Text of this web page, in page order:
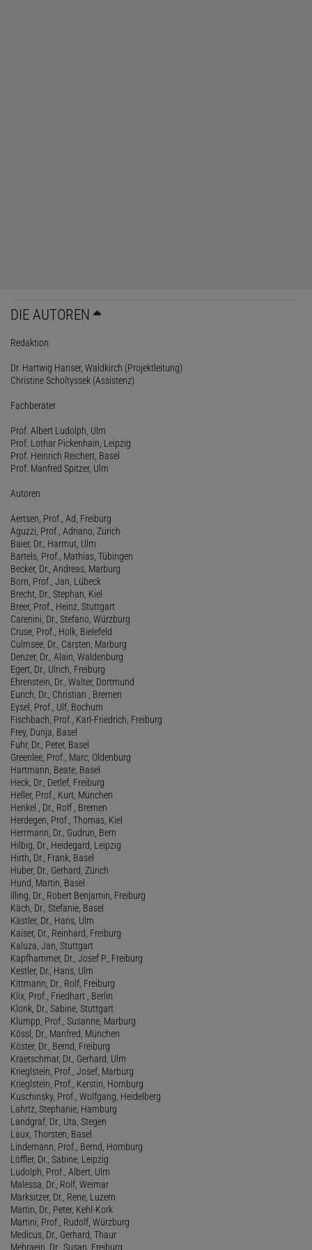
DIE AUTOREN
Redaktion
Dr. Hartwig Hanser, Waldkirch (Projektleitung)
Christine Scholtyssek (Assistenz)
Fachberater
Prof. Albert Ludolph, Ulm
Prof. Lothar Pickenhain, Leipzig
Prof. Heinrich Reichert, Basel
Prof. Manfred Spitzer, Ulm
Autoren
Aertsen, Prof., Ad, Freiburg
Aguzzi, Prof., Adriano, Zürich
Baier, Dr., Harmut, Ulm
Bartels, Prof., Mathias, Tübingen
Becker, Dr., Andreas, Marburg
Born, Prof., Jan, Lübeck
Brecht, Dr., Stephan, Kiel
Breer, Prof., Heinz, Stuttgart
Carenini, Dr., Stefano, Würzburg
Cruse, Prof., Holk, Bielefeld
Culmsee, Dr., Carsten, Marburg
Denzer, Dr., Alain, Waldenburg
Egert, Dr., Ulrich, Freiburg
Ehrenstein, Dr., Walter, Dortmund
Eurich, Dr., Christian , Bremen
Eysel, Prof., Ulf, Bochum
Fischbach, Prof., Karl-Friedrich, Freiburg
Frey, Dunja, Basel
Fuhr, Dr., Peter, Basel
Greenlee, Prof., Marc, Oldenburg
Hartmann, Beate, Basel
Heck, Dr., Detlef, Freiburg
Heller, Prof., Kurt, München
Henkel , Dr., Rolf , Bremen
Herdegen, Prof., Thomas, Kiel
Herrmann, Dr., Gudrun, Bern
Hilbig, Dr., Heidegard, Leipzig
Hirth, Dr., Frank, Basel
Huber, Dr., Gerhard, Zürich
Hund, Martin, Basel
Illing, Dr., Robert Benjamin, Freiburg
Käch, Dr., Stefanie, Basel
Kästler, Dr., Hans, Ulm
Kaiser, Dr., Reinhard, Freiburg
Kaluza, Jan, Stuttgart
Kapfhammer, Dr., Josef P., Freiburg
Kestler, Dr., Hans, Ulm
Kittmann, Dr., Rolf, Freiburg
Klix, Prof., Friedhart , Berlin
Klonk, Dr., Sabine, Stuttgart
Klumpp, Prof., Susanne, Marburg
Kössl, Dr., Manfred, München
Köster, Dr., Bernd, Freiburg
Kraetschmar, Dr., Gerhard, Ulm
Krieglstein, Prof., Josef, Marburg
Krieglstein, Prof., Kerstin, Homburg
Kuschinsky, Prof., Wolfgang, Heidelberg
Lahrtz, Stephanie, Hamburg
Landgraf, Dr., Uta, Stegen
Laux, Thorsten, Basel
Lindemann, Prof., Bernd, Homburg
Löffler, Dr., Sabine, Leipzig
Ludolph, Prof., Albert, Ulm
Malessa, Dr., Rolf, Weimar
Marksitzer, Dr., Rene, Luzern
Martin, Dr., Peter, Kehl-Kork
Martini, Prof., Rudolf, Würzburg
Medicus, Dr., Gerhard, Thaur
Mehraein, Dr., Susan, Freiburg